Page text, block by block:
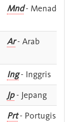
Mnd- Menado
Ar- Arab
Ing- Inggris
Jp- Jepang
Prt- Portugis